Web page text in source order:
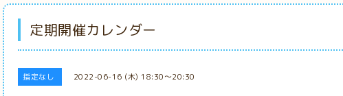
定期開催カレンダー
指定なし 2022-06-16 (木) 18:30～20:30